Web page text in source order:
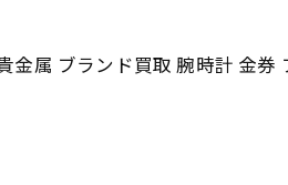
属 ブランド買取 腕時計 金